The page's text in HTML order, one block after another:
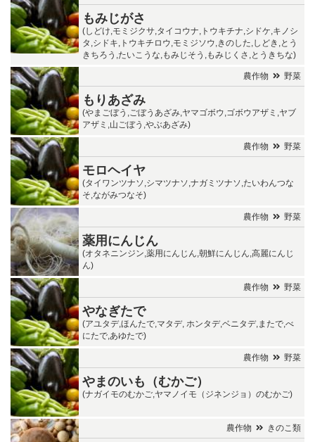
もみじがさ
(しどけ,モミジクサ,タイコウナ,トウキチナ,シドケ,キノシ
タ,シドキ,トウキチロウ,モミジソウ,きのした,しどき,とう
きちろう,たいこうな,もみじそう,もみじくさ,とうきちな)
農作物 野菜
もりあざみ
(やまごぼう,ごぼうあざみ,ヤマゴボウ,ゴボウアザミ,ヤブ
アザミ,山ごぼう,やぶあざみ)
農作物 野菜
モロヘイヤ
(タイワンツナソ,シマツナソ,ナガミツナソ,たいわんつな
そ,ながみつなそ)
農作物 野菜
薬用にんじん
(オタネニンジン,薬用にんじん,朝鮮にんじん,高麗にんじ
ん)
農作物 野菜
やなぎたで
(アユタデ,ほんたで,マタデ, ホンタデ,ベニタデ,またで,べ
にたで,あゆたで)
農作物 野菜
やまのいも（むかご）
(ナガイモのむかご,ヤマノイモ（ジネンジョ）のむかご)
農作物 きのこ類